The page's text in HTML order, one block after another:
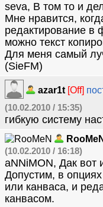
seva, В том то и
Мне нравится,
редактирование в
можно текст
Для меня самый
(SieFM)
azar1t [Off]
(10.02.2010 / 15:35)
гибкую систему
RooMeN
(10.02.2010 / 16:18)
aNNiMON, Дак вот
Допустим, в
или канваса, и
канвасом.